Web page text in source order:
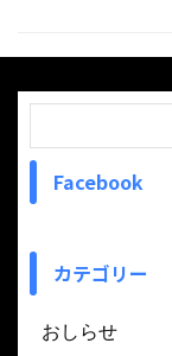
Facebook
カテゴリー
おしらせ